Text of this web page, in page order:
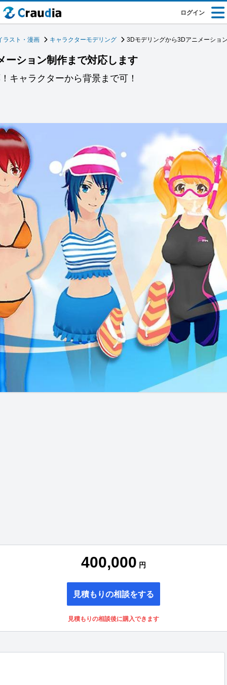
ログイン
ラスト・漫画 キャラクターモデリング 3Dモデリングから3Dアニメーショ
ーション制作まで対応します
キャラクターから背景まで可！
400,000 円
見積もりの相談をする
見積もりの相談後に購入できます